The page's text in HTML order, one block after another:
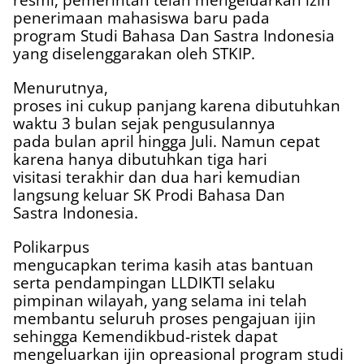
penerimaan mahasiswa baru pada
program Studi Bahasa Dan Sastra Indonesia
yang diselenggarakan oleh STKIP.
Menurutnya,
proses ini cukup panjang karena dibutuhkan
waktu 3 bulan sejak pengusulannya
pada bulan april hingga Juli. Namun cepat
karena hanya dibutuhkan tiga hari
visitasi terakhir dan dua hari kemudian
langsung keluar SK Prodi Bahasa Dan
Sastra Indonesia.
Polikarpus
mengucapkan terima kasih atas bantuan
serta pendampingan LLDIKTI selaku
pimpinan wilayah, yang selama ini telah
membantu seluruh proses pengajuan ijin
sehingga Kemendikbud-ristek dapat
mengeluarkan ijin opreasional program studi